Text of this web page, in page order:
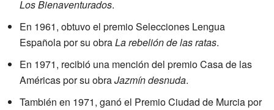
Los Bienaventurados.
En 1961, obtuvo el premio Selecciones Lengua
Española por su obraLa rebelión de las ratas.
En 1971, recibió una mención del premio Casa de las
Américas por su obraJazmín desnuda.
También en 1971, ganó el Premio Ciudad de Murcia por